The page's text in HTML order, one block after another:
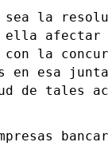
la
ella afectar
con la
en esa
de tales